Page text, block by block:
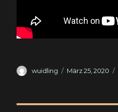
Autor
wuidling
Veröffentlicht
März 25, 2020